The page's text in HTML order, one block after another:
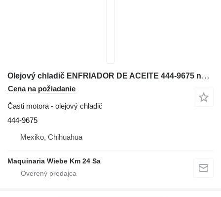
Olejový chladič ENFRIADOR DE ACEITE 444-9675 na rýpadla Caterpillar 329EL
Cena na požiadanie
Časti motora - olejový chladič
444-9675
Mexiko, Chihuahua
Maquinaria Wiebe Km 24 Sa